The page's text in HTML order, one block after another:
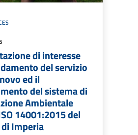
di interesse
del servizio
ed il
del sistema di
Ambientale
14001:2015 del
Imperia